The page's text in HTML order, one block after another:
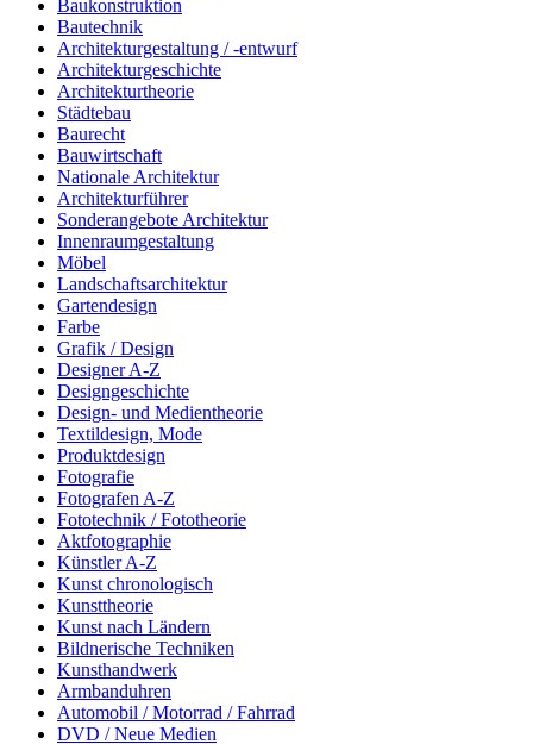
Baukonstruktion
Bautechnik
Architekturgestaltung / -entwurf
Architekturgeschichte
Architekturtheorie
Städtebau
Baurecht
Bauwirtschaft
Nationale Architektur
Architekturführer
Sonderangebote Architektur
Innenraumgestaltung
Möbel
Landschaftsarchitektur
Gartendesign
Farbe
Grafik / Design
Designer A-Z
Designgeschichte
Design- und Medientheorie
Textildesign, Mode
Produktdesign
Fotografie
Fotografen A-Z
Fototechnik / Fototheorie
Aktfotographie
Künstler A-Z
Kunst chronologisch
Kunsttheorie
Kunst nach Ländern
Bildnerische Techniken
Kunsthandwerk
Armbanduhren
Automobil / Motorrad / Fahrrad
DVD / Neue Medien